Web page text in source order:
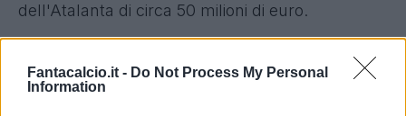
Fantacalcio.it - Do Not Process My Personal
Information
dell'Atalanta di circa 50 milioni di euro.
pronto per chiudere